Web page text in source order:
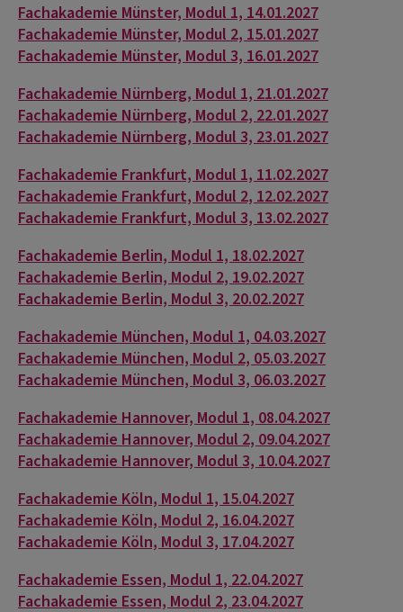
Fachakademie Münster, Modul 1, 14.01.2027
Fachakademie Münster, Modul 2, 15.01.2027
Fachakademie Münster, Modul 3, 16.01.2027
Fachakademie Nürnberg, Modul 1, 21.01.2027
Fachakademie Nürnberg, Modul 2, 22.01.2027
Fachakademie Nürnberg, Modul 3, 23.01.2027
Fachakademie Frankfurt, Modul 1, 11.02.2027
Fachakademie Frankfurt, Modul 2, 12.02.2027
Fachakademie Frankfurt, Modul 3, 13.02.2027
Fachakademie Berlin, Modul 1, 18.02.2027
Fachakademie Berlin, Modul 2, 19.02.2027
Fachakademie Berlin, Modul 3, 20.02.2027
Fachakademie München, Modul 1, 04.03.2027
Fachakademie München, Modul 2, 05.03.2027
Fachakademie München, Modul 3, 06.03.2027
Fachakademie Hannover, Modul 1, 08.04.2027
Fachakademie Hannover, Modul 2, 09.04.2027
Fachakademie Hannover, Modul 3, 10.04.2027
Fachakademie Köln, Modul 1, 15.04.2027
Fachakademie Köln, Modul 2, 16.04.2027
Fachakademie Köln, Modul 3, 17.04.2027
Fachakademie Essen, Modul 1, 22.04.2027
Fachakademie Essen, Modul 2, 23.04.2027